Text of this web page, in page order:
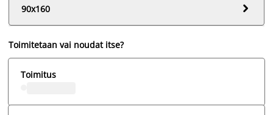
90x160

Toimitetaan vai noudat itse?
Toimitus